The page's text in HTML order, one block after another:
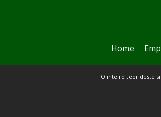
Home
O inteiro teor deste